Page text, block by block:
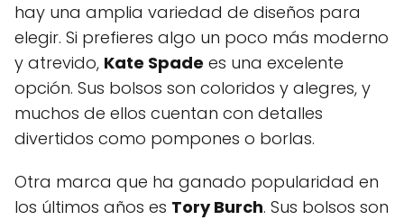
hay una amplia variedad de diseños para
elegir. Si prefieres algo un poco más moderno
y atrevido, Kate Spade es una excelente
opción. Sus bolsos son coloridos y alegres, y
muchos de ellos cuentan con detalles
divertidos como pompones o borlas.
Otra marca que ha ganado popularidad en
los últimos años es Tory Burch. Sus bolsos son